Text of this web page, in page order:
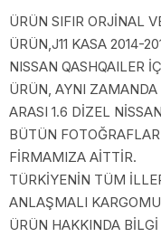
ÜRÜN SIFIR ORJİNAL
ÜRÜN,J11 KASA 2014-
NISSAN QASHQAILER
ÜRÜN, AYNI
ARASI 1.6 DİZEL
BÜTÜN
FİRMAMIZA AİTTİR.
TÜRKİYENİN TÜM
ANLAŞMALI
ÜRÜN HAKKINDA